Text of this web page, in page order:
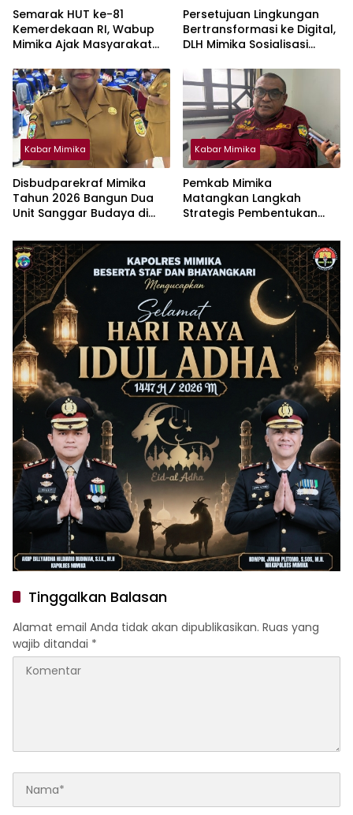
Semarak HUT ke-81
Kemerdekaan RI, Wabup
Mimika Ajak Masyarakat
Keberagaman
Persetujuan Lingkungan
Bertransformasi ke Digital,
DLH Mimika Sosialisasi
Amdalnet Bagi Pelaku
Usaha
Kabar Mimika
Disbudparekraf Mimika
Tahun 2026 Bangun Dua
Unit Sanggar Budaya di
Kabar Mimika
Pemkab Mimika
Matangkan Langkah
Strategis Pembentukan
Tinggalkan Balasan
Alamat email Anda tidak akan dipublikasikan. Ruas yang
wajib ditandai *